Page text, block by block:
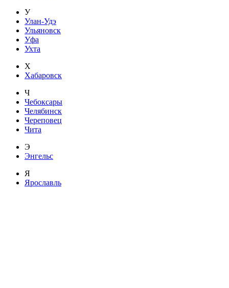
У
Улан-Удэ
Ульяновск
Уфа
Ухта
Х
Хабаровск
Ч
Чебоксары
Челябинск
Череповец
Чита
Э
Энгельс
Я
Ярославль